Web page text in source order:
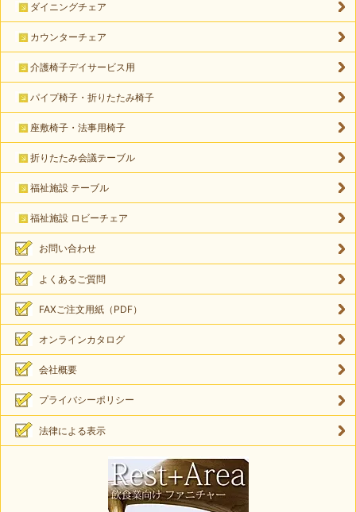
ダイニングチェア
カウンターチェア
介護椅子デイサービス用
パイプ椅子・折りたたみ椅子
座敷椅子・法事用椅子
折りたたみ会議テーブル
福祉施設 テーブル
福祉施設 ロビーチェア
お問い合わせ
よくあるご質問
FAXご注文用紙（PDF）
オンラインカタログ
会社概要
プライバシーポリシー
法律による表示